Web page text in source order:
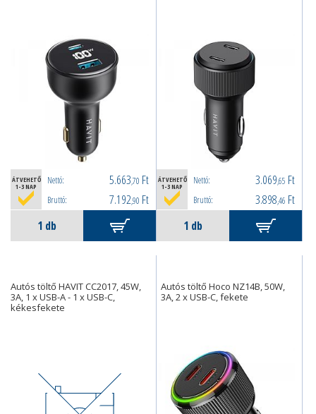
ÁTVEHETŐ
1-3 NAP
Nettó: 5.663,70 Ft
Bruttó: 7.192,90 Ft
ÁTVEHETŐ
1-3 NAP
Nettó: 3.069,65 Ft
Bruttó: 3.898,46 Ft
Autós töltő HAVIT CC2017, 45W,
3A, 1 x USB-A - 1 x USB-C,
kékesfekete
Autós töltő Hoco NZ14B, 50W,
3A, 2 x USB-C, fekete